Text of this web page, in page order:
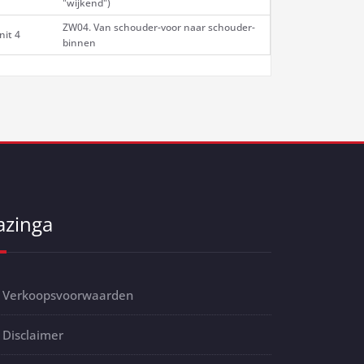
"wijkend")
4
ZW04. Van schouder-voor naar schouder-
binnen
Verkoopsvoorwaarden
Disclaimer